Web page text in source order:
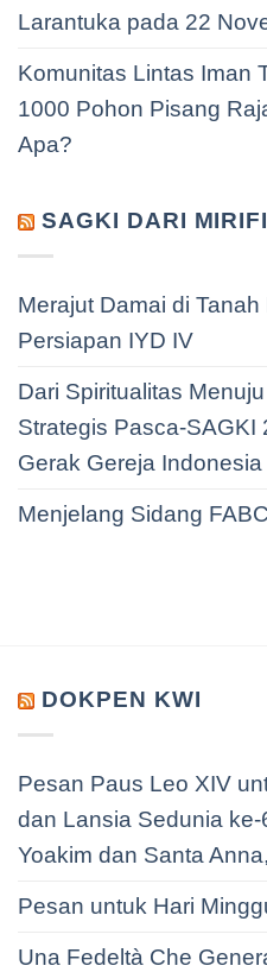
Larantuka pada 22
Komunitas Lintas Iman
1000 Pohon Pisang
Apa?
SAGKI DARI
Merajut Damai di
Persiapan IYD IV
Dari Spiritualitas
Strategis Pasca-SAGKI
Gerak Gereja Indonesia
Menjelang Sidang
DOKPEN KWI
Pesan Paus Leo XIV
dan Lansia Sedunia
Yoakim dan Santa
Pesan untuk Hari
Una Fedeltà Che